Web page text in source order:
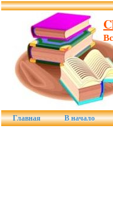
Главная В начало